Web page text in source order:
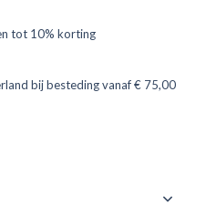
tot 10% korting
bij besteding vanaf € 75,00